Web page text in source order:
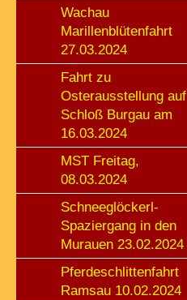
Wachau
Marillenblütenfahrt
27.03.2024
Fahrt zu
Osterausstellung auf
Schloß Burgau am
16.03.2024
MST Freitag,
08.03.2024
Schneeglöckerl-
Spaziergang in den
Murauen 23.02.2024
Pferdeschlittenfahrt
Ramsau 10.02.2024